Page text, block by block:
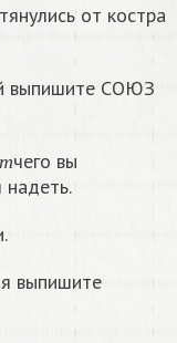
от костра
выпишите СОЮЗ
т чего вы
надеть.
выпишите